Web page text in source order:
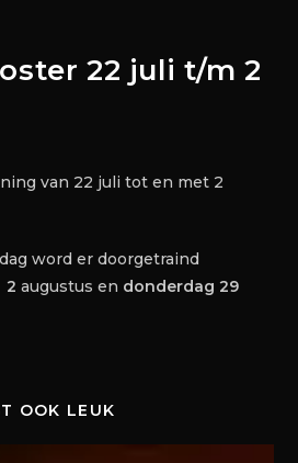
22 juli t/m 2
van 22 juli tot en met 2
word er doorgetraind
2 augustus en donderdag 29
OOK LEUK